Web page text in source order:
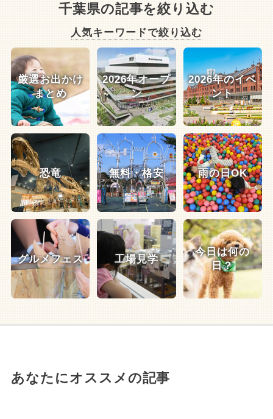
千葉県の記事を絞り込む
人気キーワードで絞り込む
厳選お出かけ
まとめ
2026年オープ
ン
2026年のイベ
ント
恐竜 無料・格安 雨の日OK
グルメフェス 工場見学
今日は何の
日？
あなたにオススメの記事